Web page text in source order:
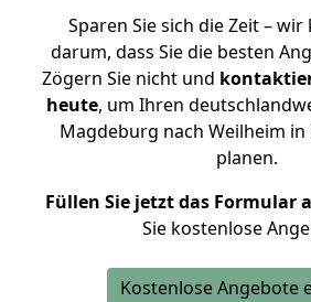
Sparen Sie sich die Zeit –
darum, dass Sie die besten
Zögern Sie nicht und
heute, um Ihren
Magdeburg nach Weilheim
planen.
Füllen Sie jetzt das Formular
Sie kostenlose
Kostenlose Angebote